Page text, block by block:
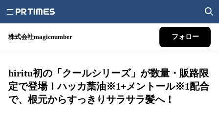
株式会社magicnumber フォロー
hiritu初の「クールシリーズ」が数量・販路限
定で登場！ハッカ葉油※1+メントール※1配合
で、根元からすっきりサラサラ髪へ！